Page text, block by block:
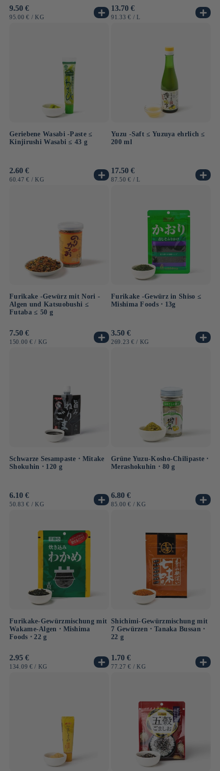
Normaler
Preis
9.50 €
GRUNDPREIS
95.00 € / PRO
KG
Normaler
Preis
13.70 €
GRUNDPREIS
91.33 € / PRO
L
Geriebene Wasabi -Paste ≤
Kinjirushi Wasabi ≤ 43 g
Normaler
Preis
2.60 €
GRUNDPREIS
60.47 € / PRO
KG
Yuzu -Saft ≤ Yuzuya ehrlich ≤
200 ml
Normaler
Preis
17.50 €
GRUNDPREIS
87.50 € / PRO
L
Furikake -Gewürz mit Nori -
Algen und Katsuobushi ≤
Futaba ≤ 50 g
Normaler
Preis
7.50 €
GRUNDPREIS
150.00 € / PRO
KG
Furikake -Gewürz in Shiso ≤
Mishima Foods ⋅ 13g
Normaler
Preis
3.50 €
GRUNDPREIS
269.23 € / PRO
KG
Schwarze Sesampaste ⋅ Mitake
Shokuhin ⋅ 120 g
Normaler
Preis
6.10 €
GRUNDPREIS
50.83 € / PRO
KG
Grüne Yuzu-Kosho-Chilipaste ⋅
Merashokuhin ⋅ 80 g
Normaler
Preis
6.80 €
GRUNDPREIS
85.00 € / PRO
KG
Furikake-Gewürzmischung mit
Wakame-Algen ⋅ Mishima
Foods ⋅ 22 g
Normaler
Preis
2.95 €
GRUNDPREIS
134.09 € / PRO
KG
Shichimi-Gewürzmischung mit
7 Gewürzen ⋅ Tanaka Bussan ⋅
22 g
Normaler
Preis
1.70 €
GRUNDPREIS
77.27 € / PRO
KG